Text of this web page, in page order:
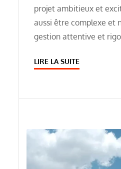
projet ambitieux et
aussi être complexe et
gestion attentive et
LIRE LA SUITE